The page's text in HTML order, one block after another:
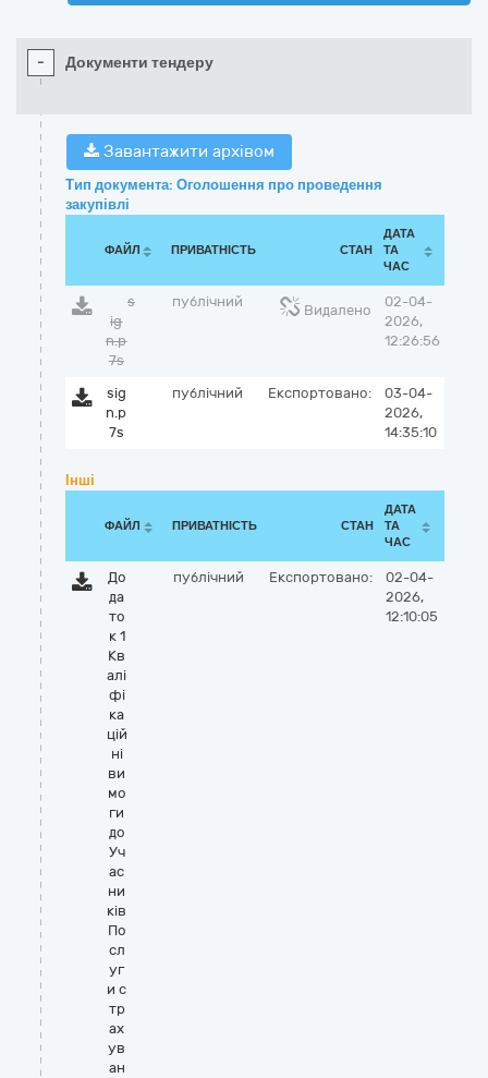
- Документи тендеру
Завантажити архівом
Тип документа: Оголошення про проведення
закупівлі
ФАЙЛ ПРИВАТНІСТЬ СТАН
ДАТА
ТА
ЧАС
s
ig
n.p
7s
публічний
Видалено
02-04-
2026,
12:26:56
sig
n.p
7s
публічний Експортовано:
03-04-
2026,
14:35:10
Інші
ФАЙЛ ПРИВАТНІСТЬ СТАН
ДАТА
ТА
ЧАС
До
да
то
к 1
Кв
алі
фі
ка
цій
ні
ви
мо
ги
до
Уч
ас
ни
ків
По
сл
уг
и с
тр
ах
ув
ан
публічний Експортовано:
02-04-
2026,
12:10:05